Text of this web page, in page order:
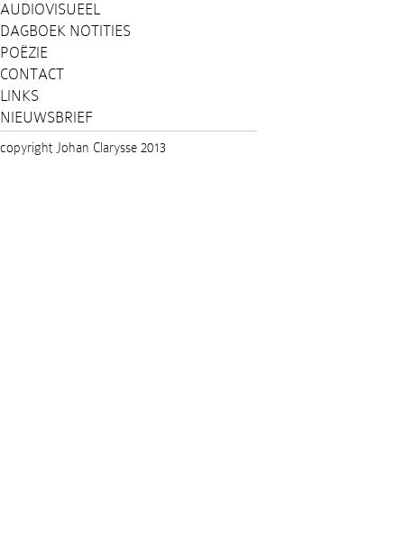
AUDIOVISUEEL
DAGBOEK NOTITIES
POËZIE
CONTACT
LINKS
NIEUWSBRIEF
copyright Johan Clarysse 2013